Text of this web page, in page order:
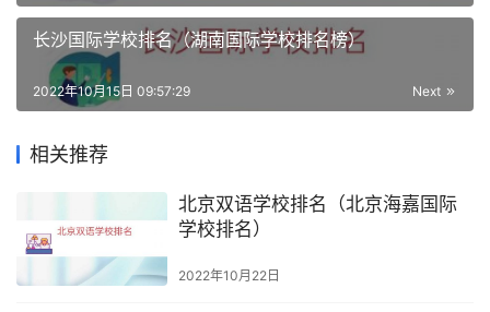
长沙国际学校排名（湖南国际学校排名榜）
Next
2022年10月15日 09:57:29
相关推荐
北京双语学校排名（北京海嘉国际
学校排名）
2022年10月22日